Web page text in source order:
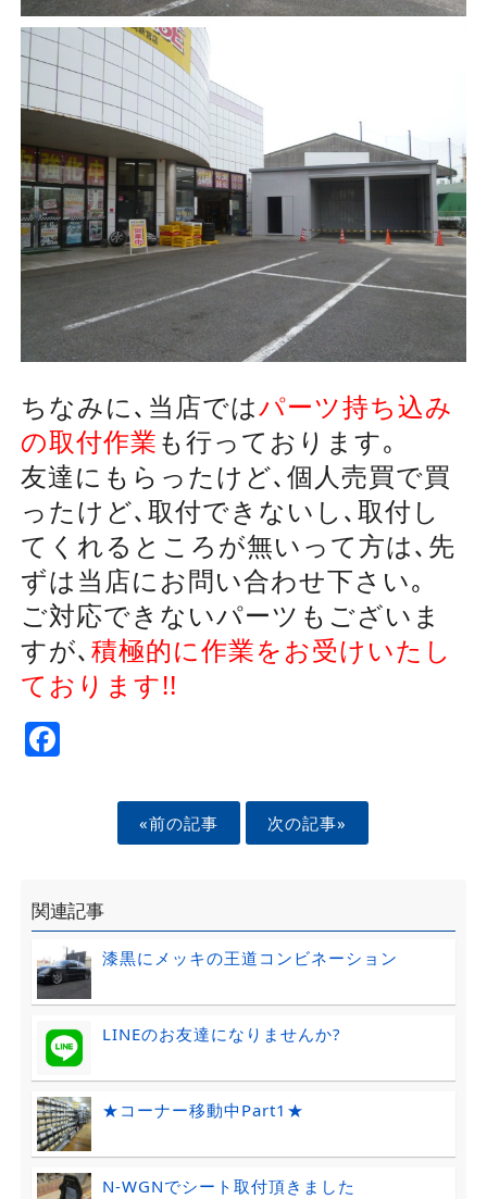
ちなみに､当店ではパーツ持ち込み
の取付作業も行っております｡
友達にもらったけど､個人売買で買
ったけど､取付できないし､取付し
てくれるところが無いって方は､先
ずは当店にお問い合わせ下さい｡
ご対応できないパーツもございま
すが､積極的に作業をお受けいたし
ております!!
Facebook
«前の記事 次の記事»
関連記事
漆黒にメッキの王道コンビネーション
LINEのお友達になりませんか?
★コーナー移動中Part1★
N-WGNでシート取付頂きました